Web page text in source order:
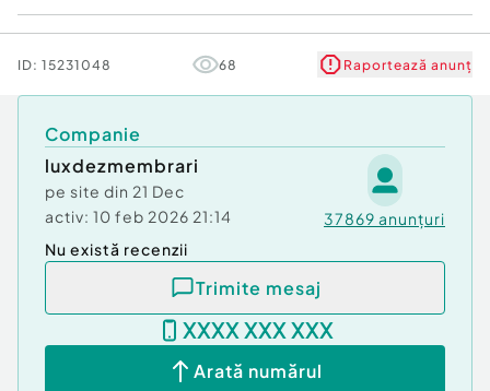
ID: 15231048 68 Raportează anunț
Companie
luxdezmembrari
pe site din 21 Dec
activ: 10 feb 2026 21:14 37869 anunțuri
Nu există recenzii
Trimite mesaj
XXXX XXX XXX
Arată numărul